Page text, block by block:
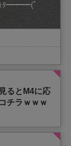
ｷﾀ━━━(ﾟ
るとM4に応
チラｗｗｗ